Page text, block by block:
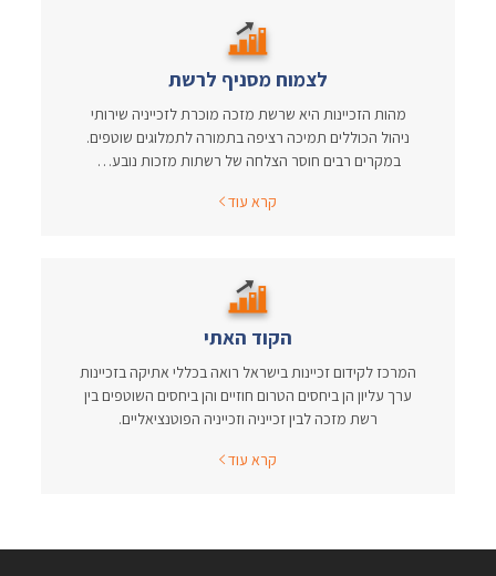
לצמוח מסניף לרשת
מהות הזכיינות היא שרשת מזכה מוכרת לזכייניה שירותי
ניהול הכוללים תמיכה רציפה בתמורה לתמלוגים שוטפים.
במקרים רבים חוסר הצלחה של רשתות מזכות נובע…
קרא עוד
הקוד האתי
המרכז לקידום זכיינות בישראל רואה בכללי אתיקה בזכיינות
ערך עליון הן ביחסים הטרום חוזיים והן ביחסים השוטפים בין
רשת מזכה לבין זכייניה וזכייניה הפוטנציאליים.
קרא עוד